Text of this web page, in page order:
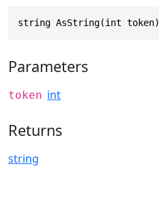
string AsString(int token)
Parameters
token int
Returns
string